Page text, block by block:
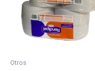
Otros